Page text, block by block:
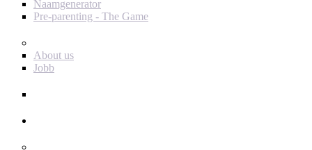
Naamgenerator
Pre-parenting - The Game
About us
Jobb